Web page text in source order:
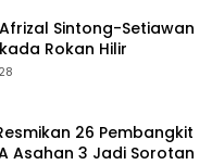
Sintong-Setiawan
Rokan Hilir
26 Pembangkit
Asahan 3 Jadi Sorotan